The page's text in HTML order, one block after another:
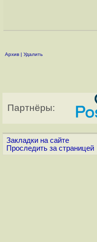
Архив | Удалить
Партнёры:
Закладки на сайте
Проследить за страницей